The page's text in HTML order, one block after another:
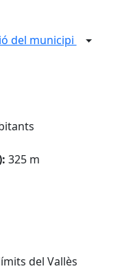
del municipi
325 m
del Vallès